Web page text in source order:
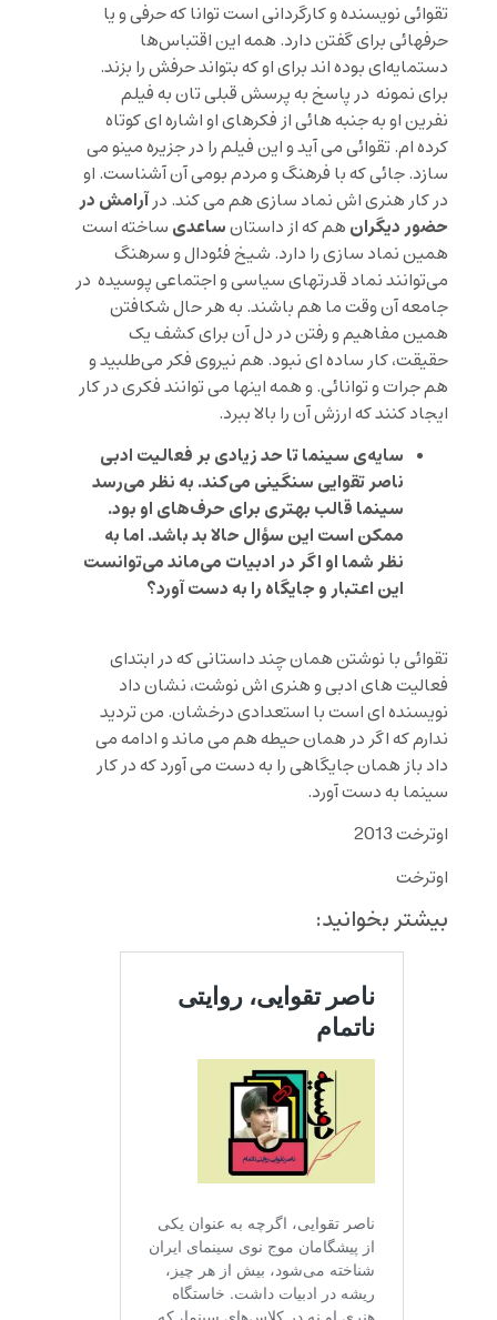
تقوائی نویسنده و کارگردانی است توانا که حرفی و یا
حرفهائی برای گفتن دارد. همه این اقتباس‌ها
دستمایه‌ای بوده اند برای او که بتواند حرفش را بزند.
برای نمونه در پاسخ به پرسش قبلی تان به فیلم
نفرین او به جنبه هائی از فکرهای او اشاره ای کوتاه
کرده ام. تقوائی می آید و این فیلم را در جزیره مینو می
سازد. جائی که با فرهنگ و مردم بومی آن آشناست. او
در کار هنری اش نماد سازی هم می کند. درآرامش در
حضور دیگران هم که از داستانساعدی ساخته است
همین نماد سازی را دارد. شیخ فئودال و سرهنگ
می‌توانند نماد قدرتهای سیاسی و اجتماعی پوسیده در
جامعه آن وقت ما هم باشند. به هر حال شکافتن
همین مفاهیم و رفتن در دل آن برای کشف یک
حقیقت، کار ساده ای نبود. هم نیروی فکر می‌طلبید و
هم جرات و توانائی. و همه اینها می توانند فکری در کار
ایجاد کنند که ارزش آن را بالا ببرد.
سایه‌ی سینما تا حد زیادی بر فعالیت ادبی
ناصر تقوایی سنگینی می‌کند. به نظر می‌رسد
سینما قالب بهتری برای حرف‌های او بود.
ممکن است این سؤال حالا بد باشد. اما به
نظر شما او اگر در ادبیات می‌ماند می‌توانست
این اعتبار و جایگاه را به دست آورد؟
تقوائی با نوشتن همان چند داستانی که در ابتدای
فعالیت های ادبی و هنری اش نوشت، نشان داد
نویسنده ای است با استعدادی درخشان. من تردید
ندارم که اگر در همان حیطه هم می ماند و ادامه می
داد باز همان جایگاهی را به دست می آورد که در کار
سینما به دست آورد.
اوترخت 2013
اوترخت
بیشتر بخوانید: